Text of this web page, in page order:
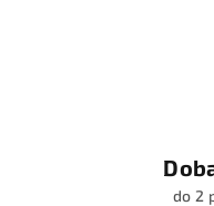
do 2